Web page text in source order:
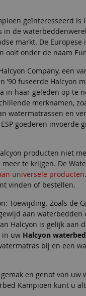
geïnteresseerd is
in de
markt. De
ooit onder de naam
Company, een
fuseerde Halcyon
in haar geleden op te
merknamen,
watermatrassen en
goederen invoerde
producten niet
te krijgen. De
universele producten
vinden of bestellen.
Toewijding. Zoals de
aan waterbedden
Halcyon is gelijk aan
in uw Halcyon waterbed
bij en een
en genot van
Kampioen kunt u